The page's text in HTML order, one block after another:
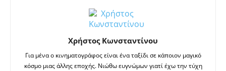
Χρήστος Κωνσταντίνου
Για μένα ο κινηματογράφος είναι ένα ταξίδι σε κάποιον μαγικό
κόσμο μιας άλλης εποχής. Νιώθω ευγνώμων γιατί έχω την τύχη